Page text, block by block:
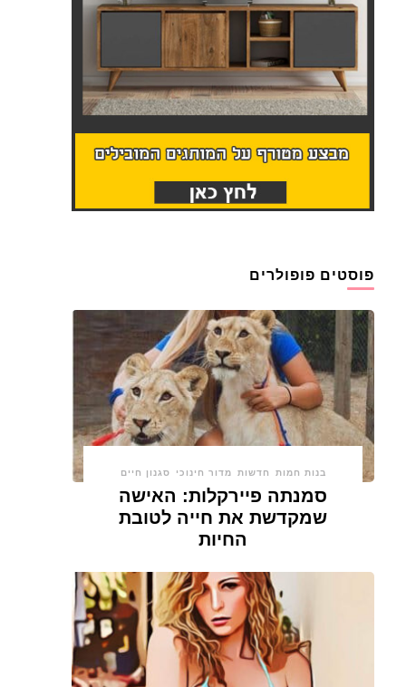
פוסטים פופולרים
בנות חמות חדשות מדור חינוכי סגנון חיים
סמנתה פיירקלות: האישה
שמקדשת את חייה לטובת
החיות